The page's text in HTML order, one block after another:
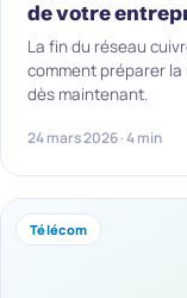
de votre
La fin du réseau
comment préparer
dès maintenant.
24 mars 2026 · 4 min
Télécom